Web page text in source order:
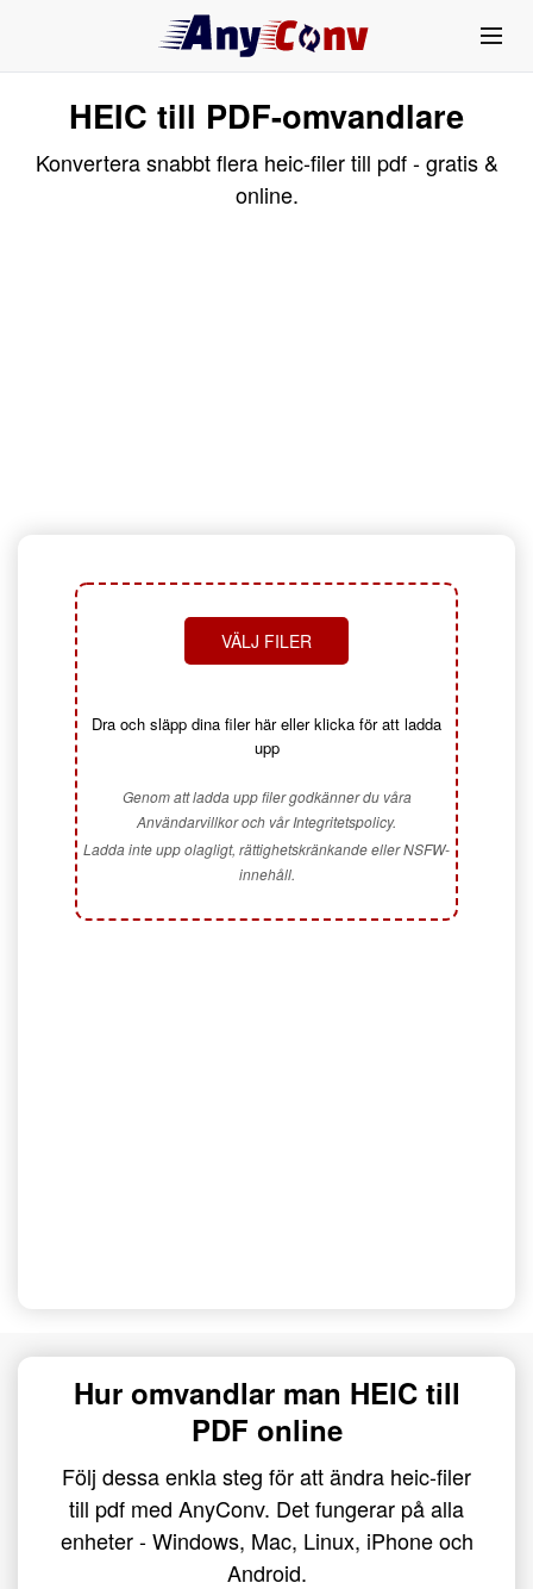
HEIC till PDF-omvandlare
Konvertera snabbt flera heic-filer till pdf - gratis &
online.
VÄLJ FILER
Dra och släpp dina filer här eller klicka för att ladda
upp
Genom att ladda upp filer godkänner du våra
Användarvillkor och vår Integritetspolicy.
Ladda inte upp olagligt, rättighetskränkande eller NSFW-
innehåll.
Hur omvandlar man HEIC till
PDF online
Följ dessa enkla steg för att ändra heic-filer
till pdf med AnyConv. Det fungerar på alla
enheter - Windows, Mac, Linux, iPhone och
Android.